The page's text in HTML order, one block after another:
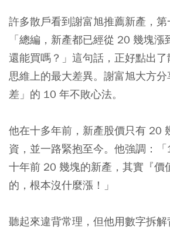
許多散戶看到謝富旭推薦新產，第
「總編，新產都已經從 20 幾塊
還能買嗎？」這句話，正好點出
思維上的最大差異。謝富旭大方
差」的 10 年不敗心法。
他在十多年前，新產股價只有 20
資，並一路緊抱至今。他強調：
十年前 20 幾塊的新產，其實『價
的，根本沒什麼漲！」
聽起來違背常理，但他用數字拆